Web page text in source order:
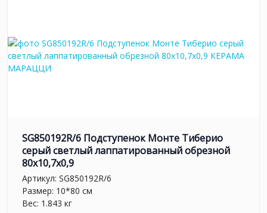
SG850192R/6 Подступенок Монте Тиберио
серый светлый лаппатированный обрезной
80x10,7x0,9
Артикул: SG850192R/6
Размер: 10*80 см
Вес: 1.843 кг